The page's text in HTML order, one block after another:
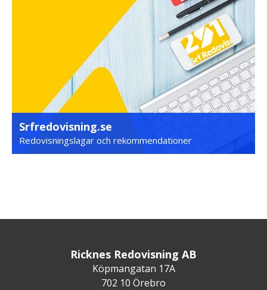
Srfredovisning.se
Redovisningslagar och rekommendationer
Ricknes Redovisning AB
Köpmangatan 17A
702 10 Örebro